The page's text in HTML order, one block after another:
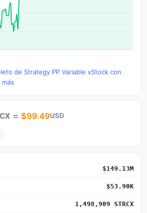
de Strategy PP Variable xStock con
= $99.49USD
$149.13M
$53.90K
1,498,909 STRCX